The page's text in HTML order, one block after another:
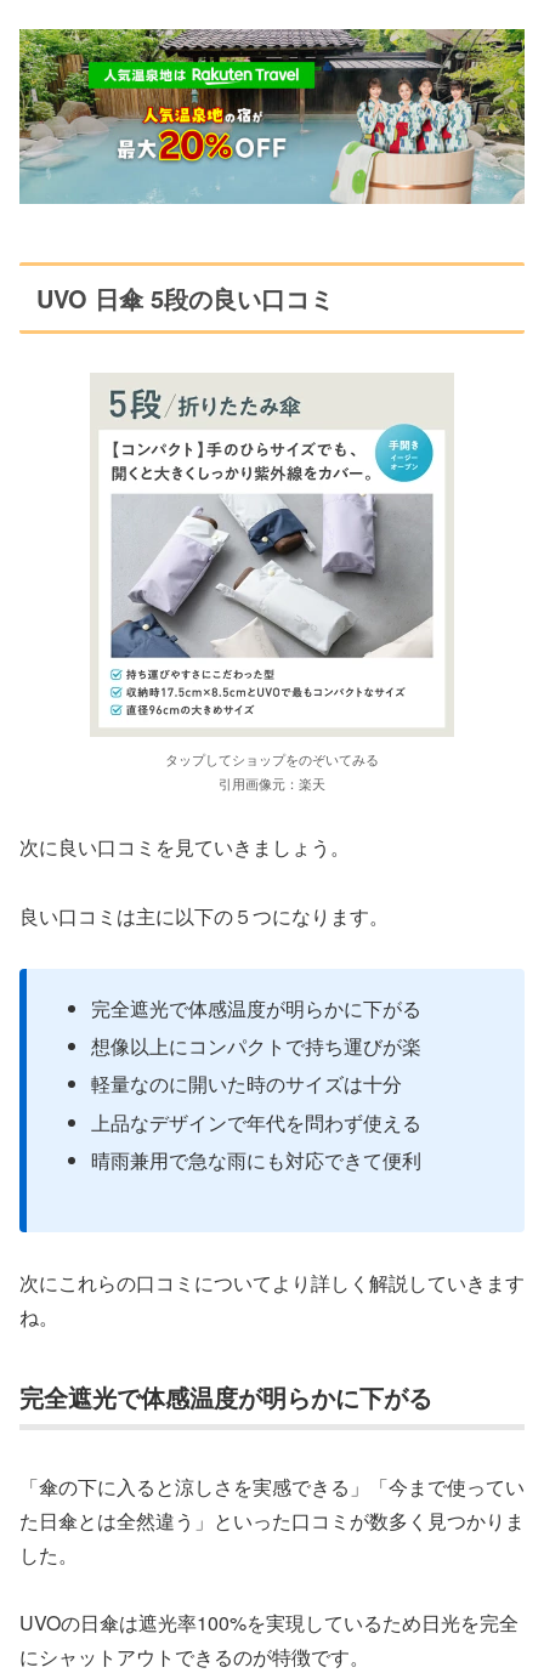
UVO 日傘 5段の良い口コミ
タップしてショップをのぞいてみる
引用画像元：楽天
次に良い口コミを見ていきましょう。
良い口コミは主に以下の５つになります。
完全遮光で体感温度が明らかに下がる
想像以上にコンパクトで持ち運びが楽
軽量なのに開いた時のサイズは十分
上品なデザインで年代を問わず使える
晴雨兼用で急な雨にも対応できて便利
次にこれらの口コミについてより詳しく解説していきます
ね。
完全遮光で体感温度が明らかに下がる
「傘の下に入ると涼しさを実感できる」「今まで使ってい
た日傘とは全然違う」といった口コミが数多く見つかりま
した。
UVOの日傘は遮光率100%を実現しているため日光を完全
にシャットアウトできるのが特徴です。